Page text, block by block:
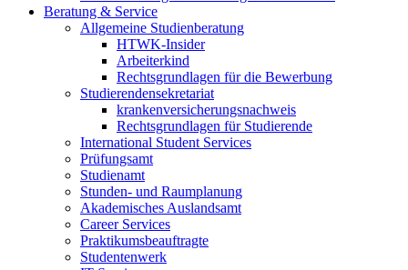
Beratung & Service
Allgemeine Studienberatung
HTWK-Insider
Arbeiterkind
Rechtsgrundlagen für die Bewerbung
Studierendensekretariat
krankenversicherungsnachweis
Rechtsgrundlagen für Studierende
International Student Services
Prüfungsamt
Studienamt
Stunden- und Raumplanung
Akademisches Auslandsamt
Career Services
Praktikumsbeauftragte
Studentenwerk